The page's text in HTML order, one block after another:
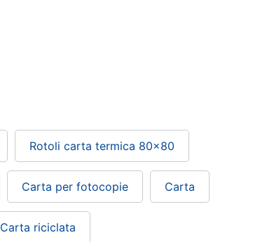
Rotoli carta termica 80x80
Carta per fotocopie Carta
Carta riciclata